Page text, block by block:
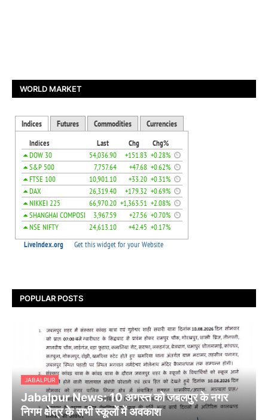
WORLD MARKET
POPULAR POSTS
JABALPUR
Jabalpur News: 10 अगस्त को जबलपुर के नगर
निगम क्षेत्र के सभी स्कूलों में अवकाश